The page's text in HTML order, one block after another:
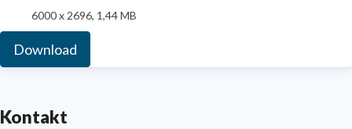
6000 x 2696, 1,44 MB
Download
Kontakt